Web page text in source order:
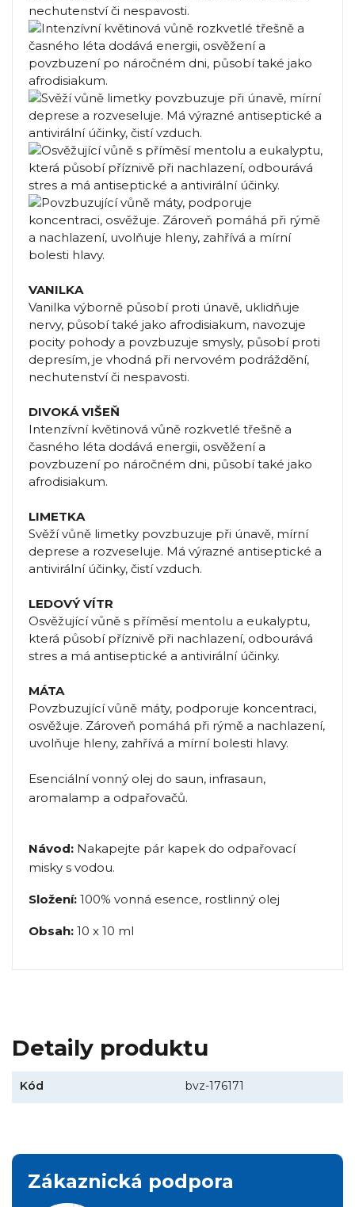
VANILKA
Vanilka výborně působí proti únavě, uklidňuje
nervy, působí také jako afrodisiakum, navozuje
pocity pohody a povzbuzuje smysly, působí proti
depresím, je vhodná při nervovém podráždění,
nechutenství či nespavosti.
DIVOKÁ VIŠEŇ
Intenzívní květinová vůně rozkvetlé třešně a
časného léta dodává energii, osvěžení a
povzbuzení po náročném dni, působí také jako
afrodisiakum.
LIMETKA
Svěží vůně limetky povzbuzuje při únavě, mírní
deprese a rozveseluje. Má výrazné antiseptické a
antivirální účinky, čistí vzduch.
LEDOVÝ VÍTR
Osvěžující vůně s příměsí mentolu a eukalyptu,
která působí příznivě při nachlazení, odbourává
stres a má antiseptické a antivirální účinky.
MÁTA
Povzbuzující vůně máty, podporuje koncentraci,
osvěžuje. Zároveň pomáhá při rýmě a nachlazení,
uvolňuje hleny, zahřívá a mírní bolesti hlavy.
Esenciální vonný olej do saun, infrasaun,
aromalamp a odpařovačů.
Návod: Nakapejte pár kapek do odpařovací
misky s vodou.
Složení: 100% vonná esence, rostlinný olej
Obsah: 10 x 10 ml
Detaily produktu
Kód bvz-176171
Zákaznická podpora